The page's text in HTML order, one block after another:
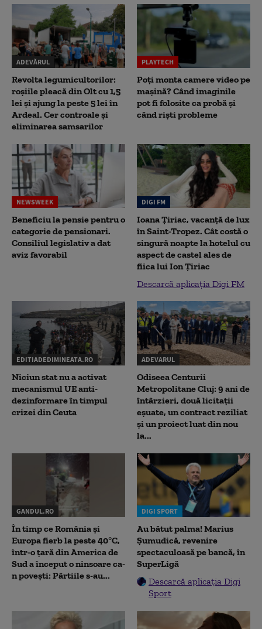
ADEVĂRUL
Revolta legumicultorilor:
roșiile pleacă din Olt cu 1,5
lei și ajung la peste 5 lei în
Ardeal. Cer controale și
eliminarea samsarilor
PLAYTECH
Poți monta camere video pe
mașină? Când imaginile
pot fi folosite ca probă și
când riști probleme
NEWSWEEK
Beneficiu la pensie pentru o
categorie de pensionari.
Consiliul legislativ a dat
aviz favorabil
DIGI FM
Ioana Țiriac, vacanță de lux
în Saint-Tropez. Cât costă o
singură noapte la hotelul cu
aspect de castel ales de
fiica lui Ion Țiriac
Descarcă aplicația Digi FM
EDITIADEDIMINEATA.RO
Niciun stat nu a activat
mecanismul UE anti-
dezinformare în timpul
crizei din Ceuta
ADEVARUL
Odiseea Centurii
Metropolitane Cluj: 9 ani de
întârzieri, două licitații
eșuate, un contract reziliat
și un proiect luat din nou
la...
GANDUL.RO
În timp ce România și
Europa fierb la peste 40°C,
într-o țară din America de
Sud a început o ninsoare ca-
n povești: Pârtiile s-au...
DIGI SPORT
Au bătut palma! Marius
Șumudică, revenire
spectaculoasă pe bancă, în
SuperLigă
Descarcă aplicația Digi
Sport